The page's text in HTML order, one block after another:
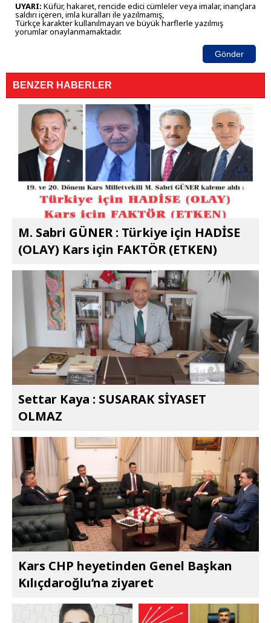
UYARI: Küfür, hakaret, rencide edici cümleler veya imalar, inançlara
saldırı içeren, imla kuralları ile yazılmamış,
Türkçe karakter kullanılmayan ve büyük harflerle yazılmış
yorumlar onaylanmamaktadır.
Gönder
BENZER HABERLER
M. Sabri GÜNER : Türkiye için HADİSE
(OLAY) Kars için FAKTÖR (ETKEN)
Settar Kaya : SUSARAK SİYASET
OLMAZ
Kars CHP heyetinden Genel Başkan
Kılıçdaroğlu’na ziyaret